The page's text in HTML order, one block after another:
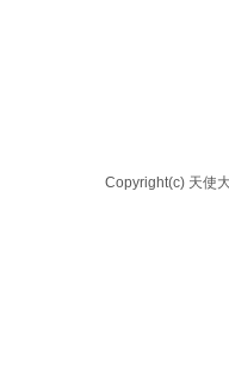
Copyright(c) 天使